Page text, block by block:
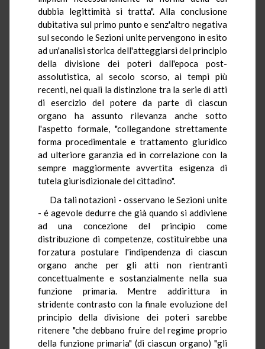
dubbia legittimità si tratta". Alla conclusione
dubitativa sul primo punto e senz'altro negativa
sul secondo le Sezioni unite pervengono in esito
ad un'analisi storica dell'atteggiarsi del principio
della divisione dei poteri dall'epoca post-
assolutistica, al secolo scorso, ai tempi più
recenti, nei quali la distinzione tra la serie di atti
di esercizio del potere da parte di ciascun
organo ha assunto rilevanza anche sotto
l'aspetto formale, "collegandone strettamente
forma procedimentale e trattamento giuridico
ad ulteriore garanzia ed in correlazione con la
sempre maggiormente avvertita esigenza di
tutela giurisdizionale del cittadino".
Da tali notazioni - osservano le Sezioni unite
- é agevole dedurre che già quando si addiviene
ad una concezione del principio come
distribuzione di competenze, costituirebbe una
forzatura postulare l'indipendenza di ciascun
organo anche per gli atti non rientranti
concettualmente e sostanzialmente nella sua
funzione primaria. Mentre addirittura in
stridente contrasto con la finale evoluzione del
principio della divisione dei poteri sarebbe
ritenere "che debbano fruire del regime proprio
della funzione primaria" (di ciascun organo) "gli